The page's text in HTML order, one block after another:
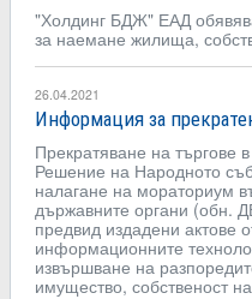
"Холдинг БДЖ" ЕАД
за наемане жилища,
26.04.2021
Информация за
Прекратяване на търгове
Решение на Народното
налагане на мораториум
държавните органи (обн.
предвид издадени актове
информационните
извършване на
имущество, собственост